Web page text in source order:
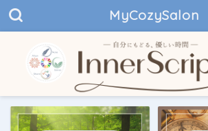
MyCozySalon